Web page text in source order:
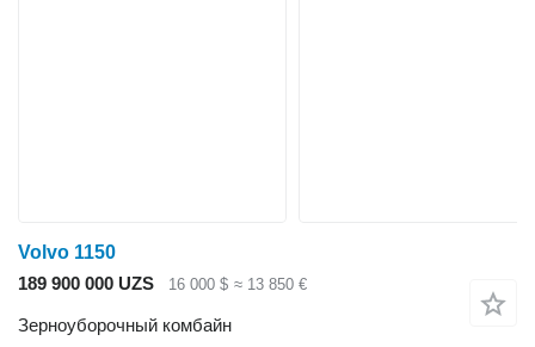
Volvo 1150
189 900 000 UZS
16 000 $ ≈ 13 850 €
Зерноуборочный комбайн